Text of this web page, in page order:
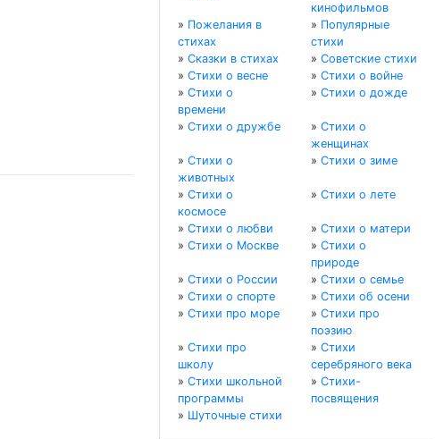
кинофильмов
» Пожелания в
стихах
» Популярные
стихи
» Сказки в стихах » Советские стихи
» Стихи о весне » Стихи о войне
» Стихи о
времени
» Стихи о дожде
» Стихи о дружбе » Стихи о
женщинах
» Стихи о
животных
» Стихи о зиме
» Стихи о
космосе
» Стихи о лете
» Стихи о любви » Стихи о матери
» Стихи о Москве » Стихи о
природе
» Стихи о России » Стихи о семье
» Стихи о спорте » Стихи об осени
» Стихи про море » Стихи про
поэзию
» Стихи про
школу
» Стихи
серебряного века
» Стихи школьной
программы
» Стихи-
посвящения
» Шуточные стихи